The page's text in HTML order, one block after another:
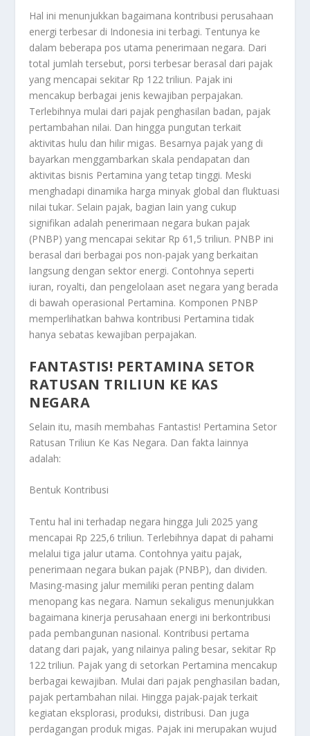
Hal ini menunjukkan bagaimana kontribusi perusahaan
energi terbesar di Indonesia ini terbagi. Tentunya ke
dalam beberapa pos utama penerimaan negara. Dari
total jumlah tersebut, porsi terbesar berasal dari pajak
yang mencapai sekitar Rp 122 triliun. Pajak ini
mencakup berbagai jenis kewajiban perpajakan.
Terlebihnya mulai dari pajak penghasilan badan, pajak
pertambahan nilai. Dan hingga pungutan terkait
aktivitas hulu dan hilir migas. Besarnya pajak yang di
bayarkan menggambarkan skala pendapatan dan
aktivitas bisnis Pertamina yang tetap tinggi. Meski
menghadapi dinamika harga minyak global dan fluktuasi
nilai tukar. Selain pajak, bagian lain yang cukup
signifikan adalah penerimaan negara bukan pajak
(PNBP) yang mencapai sekitar Rp 61,5 triliun. PNBP ini
berasal dari berbagai pos non-pajak yang berkaitan
langsung dengan sektor energi. Contohnya seperti
iuran, royalti, dan pengelolaan aset negara yang berada
di bawah operasional Pertamina. Komponen PNBP
memperlihatkan bahwa kontribusi Pertamina tidak
hanya sebatas kewajiban perpajakan.
FANTASTIS! PERTAMINA SETOR
RATUSAN TRILIUN KE KAS
NEGARA
Selain itu, masih membahas Fantastis! Pertamina Setor
Ratusan Triliun Ke Kas Negara. Dan fakta lainnya
adalah:
Bentuk Kontribusi
Tentu hal ini terhadap negara hingga Juli 2025 yang
mencapai Rp 225,6 triliun. Terlebihnya dapat di pahami
melalui tiga jalur utama. Contohnya yaitu pajak,
penerimaan negara bukan pajak (PNBP), dan dividen.
Masing-masing jalur memiliki peran penting dalam
menopang kas negara. Namun sekaligus menunjukkan
bagaimana kinerja perusahaan energi ini berkontribusi
pada pembangunan nasional. Kontribusi pertama
datang dari pajak, yang nilainya paling besar, sekitar Rp
122 triliun. Pajak yang di setorkan Pertamina mencakup
berbagai kewajiban. Mulai dari pajak penghasilan badan,
pajak pertambahan nilai. Hingga pajak-pajak terkait
kegiatan eksplorasi, produksi, distribusi. Dan juga
perdagangan produk migas. Pajak ini merupakan wujud